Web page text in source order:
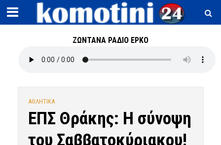
ΖΩΝΤΑΝΑ ΡΑΔΙΟ ΕΡΚΟ
ΑΘΛΗΤΙΚΑ
ΕΠΣ Θράκης: Η σύνοψη
του Σαββατοκύριακου!